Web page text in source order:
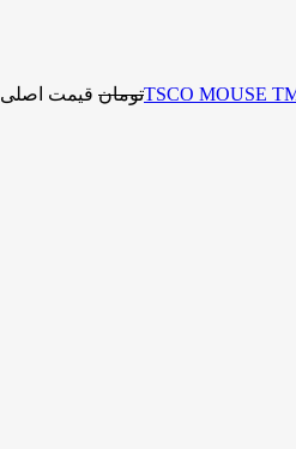
تومان قیمت اصلی 2,600,000تومان بود.